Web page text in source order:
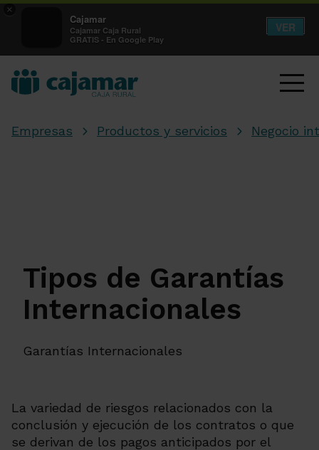
×
Cajamar
Cajamar Caja Rural
GRATIS - En Google Play
VER
Empresas Productos y servicios Negocio
Tipos de Garantías
Internacionales
Garantías Internacionales
La variedad de riesgos relacionados con la
conclusión y ejecución de los contratos o que
se derivan de los pagos anticipados por el